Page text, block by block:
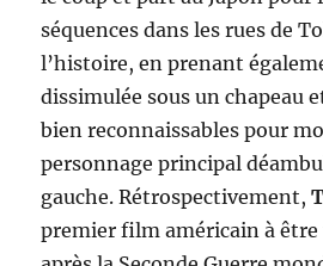
séquences dans les rues de
l’histoire, en prenant
dissimulée sous un chapeau
bien reconnaissables pour
personnage principal
gauche. Rétrospectivement,
premier film américain à être